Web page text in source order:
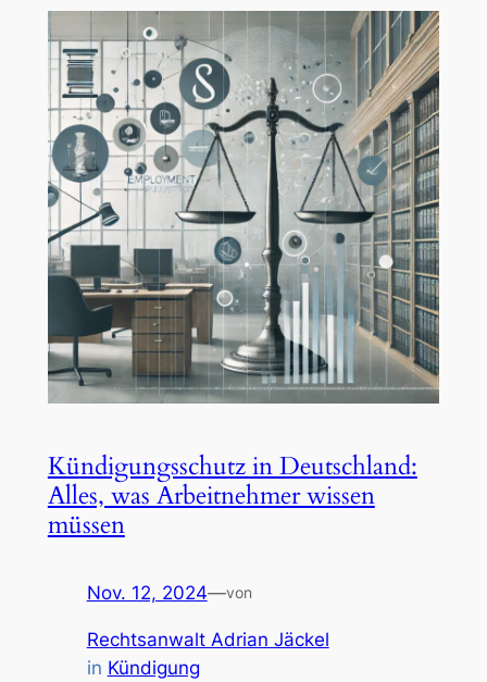
Kündigungsschutz in Deutschland:
Alles, was Arbeitnehmer wissen
müssen
Nov. 12, 2024—von
Rechtsanwalt Adrian Jäckel
in Kündigung